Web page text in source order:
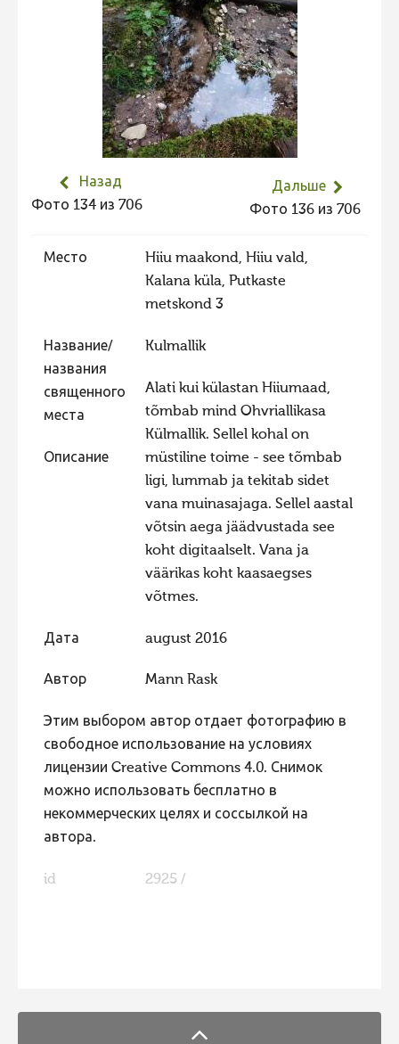
Назад
Фото 134 из 706
Дальше
Фото 136 из 706
Место
Hiiu maakond, Hiiu vald,
Kalana küla, Putkaste
metskond 3
Название/
названия
священного
места
Kulmallik
Описание
Alati kui külastan Hiiumaad,
tõmbab mind Ohvriallikasa
Külmallik. Sellel kohal on
müstiline toime - see tõmbab
ligi, lummab ja tekitab sidet
vana muinasajaga. Sellel aastal
võtsin aega jäädvustada see
koht digitaalselt. Vana ja
väärikas koht kaasaegses
võtmes.
Дата august 2016
Автор Mann Rask
Этим выбором автор отдает фотографию в
свободное использование на условиях
лицензии Creative Commons 4.0. Снимок
можно использовать бесплатно в
некоммерческих целях и соссылкой на
автора.
id 2925 /